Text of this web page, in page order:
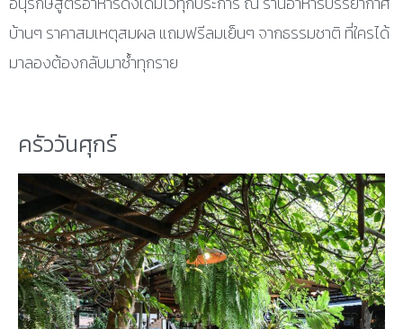
บ้านๆ ราคาสมเหตุสมผล แถมฟรีลมเย็นๆ จากธรรมชาติ ที่ใครได้
มาลองต้องกลับมาซ้ำทุกราย
ครัววันศุกร์